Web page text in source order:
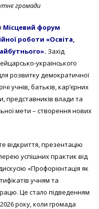
відбувся
з
профорієнтації
молоді
громади
Місцевий форум
роботи «Освіта,
Захід
розвитку демократичної
учнів, батьків, кар’єрних
представників влади та
мети – створення нових
відкриття, презентацію
успішних практик від
«Профорієнтація як
учням та
Це стало підведенням
року, коли громада